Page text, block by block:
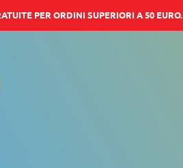
PER ORDINI SUPERIORI A 50 EURO.